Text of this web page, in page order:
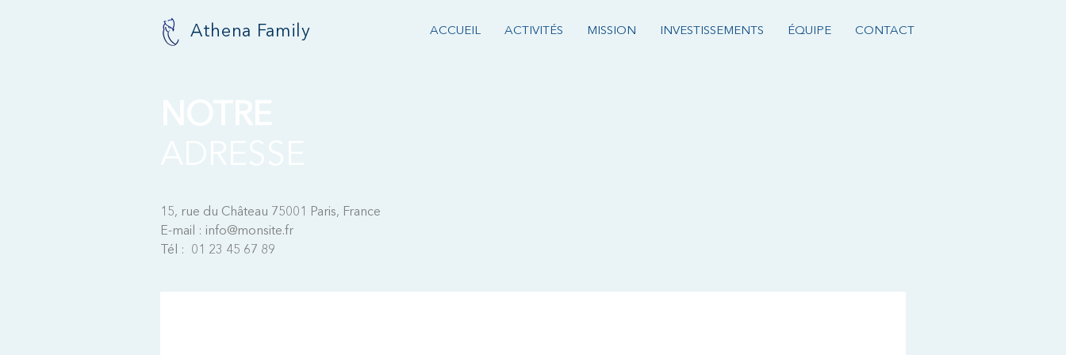
Athena Family ACCUEIL ACTIVITÉS MISSION INVESTISSEMENTS ÉQUIPE CONTACT
15, rue du Château 75001 Paris, France
E-mail : info@monsite.fr
Tél : 01 23 45 67 89